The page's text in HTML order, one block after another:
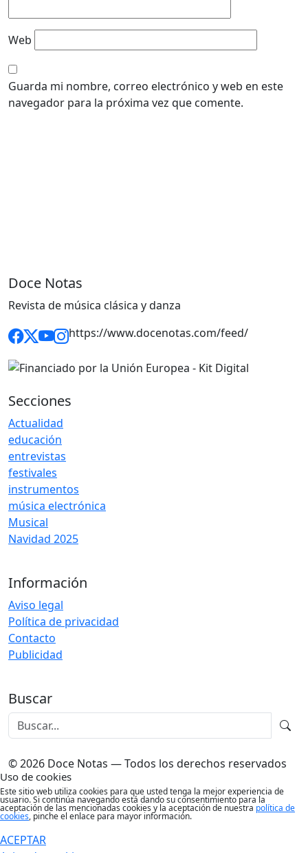
Web
Guarda mi nombre, correo electrónico y web en este
navegador para la próxima vez que comente.
Doce Notas
Revista de música clásica y danza
https://www.docenotas.com/feed/
Secciones
Actualidad
educación
entrevistas
festivales
instrumentos
música electrónica
Musical
Navidad 2025
Información
Aviso legal
Política de privacidad
Contacto
Publicidad
Buscar
© 2026 Doce Notas — Todos los derechos reservados
Uso de cookies
Este sitio web utiliza cookies para que usted tenga la mejor experiencia de
usuario. Si continúa navegando está dando su consentimiento para la
aceptación de las mencionadas cookies y la aceptación de nuestra política de
cookies, pinche el enlace para mayor información.
ACEPTAR